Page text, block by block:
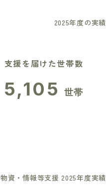
2025年度の実績
支援を届けた世帯数
5,105 世帯
物資・情報等支援 2025年度実績